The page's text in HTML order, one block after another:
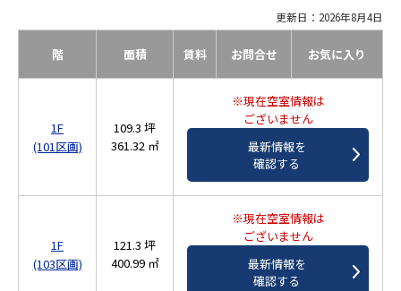
更新日：2026年8月4日
階 面積 賃料 お問合せ お気に入り
1F
(101区画)
109.3 坪
361.32 ㎡
※現在空室情報は
ございません
最新情報を
確認する
1F
(103区画)
121.3 坪
400.99 ㎡
※現在空室情報は
ございません
最新情報を
確認する